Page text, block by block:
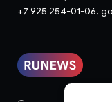
+7 925 254-01-06,